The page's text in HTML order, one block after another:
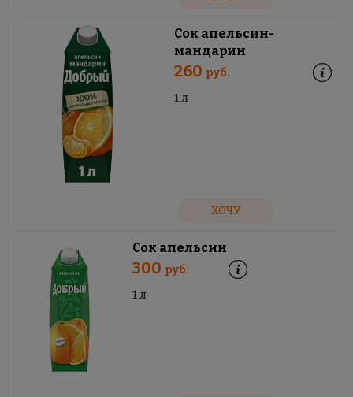
Сок апельсин-
мандарин
260 руб.
1 л
ХОЧУ
Сок апельсин
300 руб.
1 л